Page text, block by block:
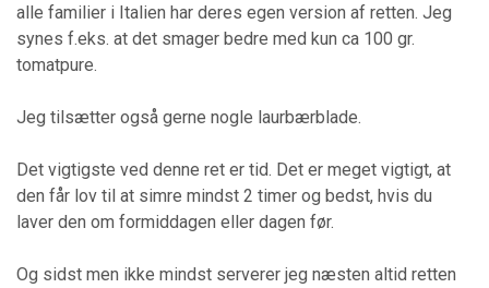
alle familier i Italien har deres egen version af retten. Jeg
synes f.eks. at det smager bedre med kun ca 100 gr.
tomatpure.
Jeg tilsætter også gerne nogle laurbærblade.
Det vigtigste ved denne ret er tid. Det er meget vigtigt, at
den får lov til at simre mindst 2 timer og bedst, hvis du
laver den om formiddagen eller dagen før.
Og sidst men ikke mindst serverer jeg næsten altid retten